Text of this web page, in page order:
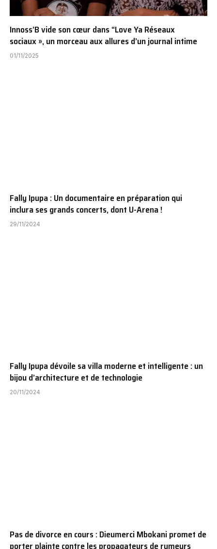
Innoss’B vide son cœur dans “Love Ya Réseaux
sociaux », un morceau aux allures d’un journal intime
01/11/2025
Fally Ipupa : Un documentaire en préparation qui
inclura ses grands concerts, dont U-Arena !
29/11/2024
Fally Ipupa dévoile sa villa moderne et intelligente : un
bijou d’architecture et de technologie
20/11/2024
Pas de divorce en cours : Dieumerci Mbokani promet de
porter plainte contre les propagateurs de rumeurs